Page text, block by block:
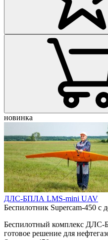
новинка
ДЛС-БПЛА LMS-mini UAV
Беспилотник Supercam-450
Беспилотный комплекс
готовое решение для